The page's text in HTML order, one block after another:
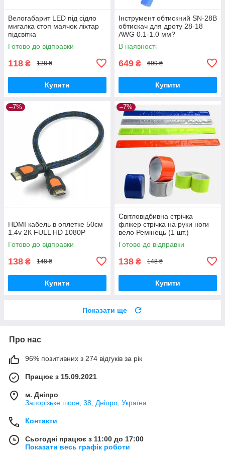
Велогабарит LED під сідло
мигалка стоп маячок ліхтар
підсвітка
Готово до відправки
118 ₴ 128 ₴
Купити
Інструмент обтискний SN-28B
обтискач для дроту 28-18
AWG 0.1-1.0 мм?
В наявності
649 ₴ 699 ₴
Купити
–7%
HDMI кабель в оплетке 50см
1.4v 2К FULL HD 1080P
Готово до відправки
138 ₴ 148 ₴
Купити
–7%
Світловідбивна стрічка
флікер стрічка на руки ноги
вело Ремінець (1 шт.)
Готово до відправки
138 ₴ 148 ₴
Купити
Показати ще
Про нас
96% позитивних з 274 відгуків за рік
Працює з 15.09.2021
м. Дніпро
Запорізьке шосе, 38, Дніпро, Україна
Контакти
Сьогодні працює з 11:00 до 17:00
Показати весь графік роботи